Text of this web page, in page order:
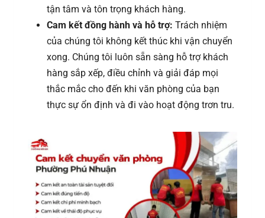
tận tâm và tôn trọng khách hàng.
Cam kết đồng hành và hỗ trợ: Trách nhiệm
của chúng tôi không kết thúc khi vận chuyển
xong. Chúng tôi luôn sẵn sàng hỗ trợ khách
hàng sắp xếp, điều chỉnh và giải đáp mọi
thắc mắc cho đến khi văn phòng của bạn
thực sự ổn định và đi vào hoạt động trơn tru.